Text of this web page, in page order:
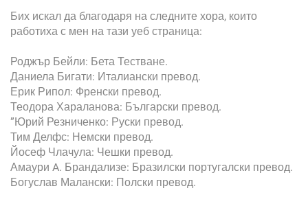
Бих искал да благодаря на следните хора, които
работиха с мен на тази уеб страница:
Роджър Бейли: Бета Тестване.
Даниела Бигати: Италиански превод.
Ерик Рипол: Френски превод.
Теодора Хараланова: Български превод.
”Юрий Резниченко: Руски превод.
Тим Делфс: Немски превод.
Йосеф Члачула: Чешки превод.
Амаури A. Брандализе: Бразилски португалски превод.
Богуслав Малански: Полски превод.